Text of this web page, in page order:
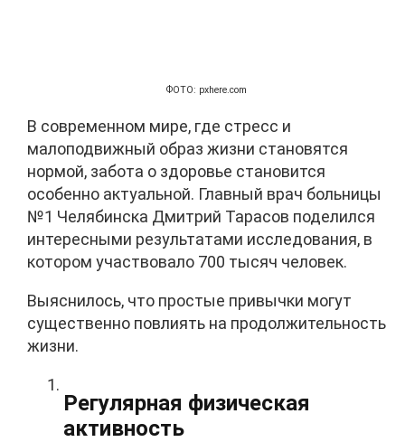
ФОТО: pxhere.com
В современном мире, где стресс и
малоподвижный образ жизни становятся
нормой, забота о здоровье становится
особенно актуальной. Главный врач больницы
№1 Челябинска Дмитрий Тарасов поделился
интересными результатами исследования, в
котором участвовало 700 тысяч человек.
Выяснилось, что простые привычки могут
существенно повлиять на продолжительность
жизни.
Регулярная физическая
активность